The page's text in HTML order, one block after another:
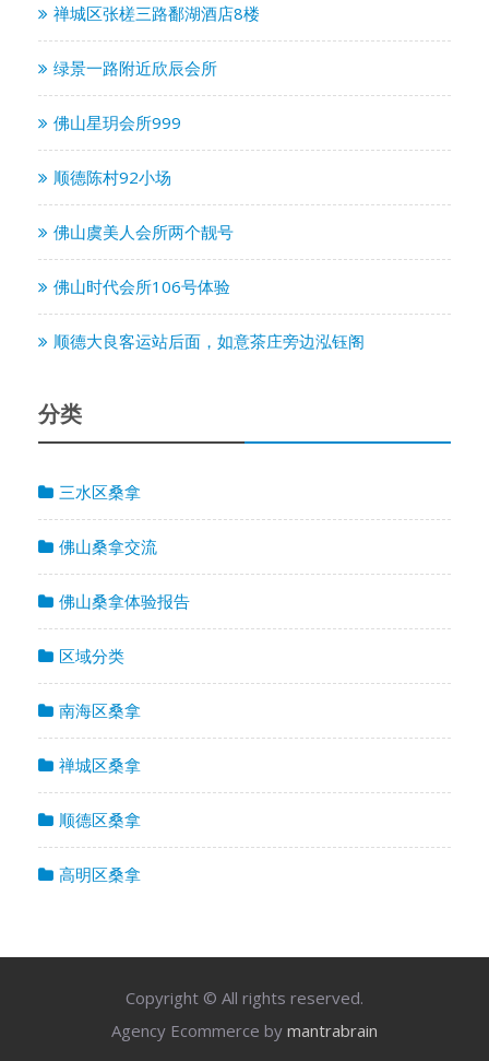
禅城区张槎三路鄱湖酒店8楼
绿景一路附近欣辰会所
佛山星玥会所999
顺德陈村92小场
佛山虞美人会所两个靓号
佛山时代会所106号体验
顺德大良客运站后面，如意茶庄旁边泓钰阁
分类
三水区桑拿
佛山桑拿交流
佛山桑拿体验报告
区域分类
南海区桑拿
禅城区桑拿
顺德区桑拿
高明区桑拿
Copyright © All rights reserved.
Agency Ecommerce by mantrabrain